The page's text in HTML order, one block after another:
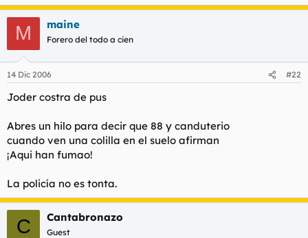
M maine
Forero del todo a cien
14 Dic 2006 #22
Joder costra de pus
Abres un hilo para decir que 88 y canduterio
cuando ven una colilla en el suelo afirman
¡Aqui han fumao!
La policía no es tonta.
C Cantabronazo
Guest